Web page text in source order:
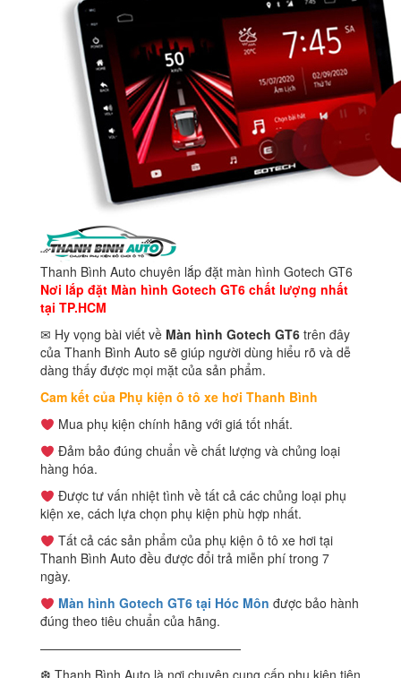
Thanh Bình Auto chuyên lắp đặt màn hình Gotech GT6
Nơi lắp đặt Màn hình Gotech GT6 chất lượng nhất
tại TP.HCM
✉ Hy vọng bài viết về Màn hình Gotech GT6 trên đây
của Thanh Bình Auto sẽ giúp người dùng hiểu rõ và dễ
dàng thấy được mọi mặt của sản phẩm.
Cam kết của Phụ kiện ô tô xe hơi Thanh Bình
Mua phụ kiện chính hãng với giá tốt nhất.
Đảm bảo đúng chuẩn về chất lượng và chủng loại
hàng hóa.
Được tư vấn nhiệt tình về tất cả các chủng loại phụ
kiện xe, cách lựa chọn phụ kiện phù hợp nhất.
Tất cả các sản phẩm của phụ kiện ô tô xe hơi tại
Thanh Bình Auto đều được đổi trả miễn phí trong 7
ngày.
Màn hình Gotech GT6 tại Hóc Môn được bảo hành
đúng theo tiêu chuẩn của hãng.
————————————————